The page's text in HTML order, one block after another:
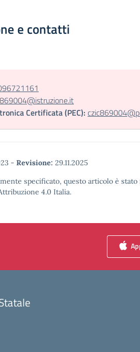
e contatti
Certificata (PEC):
- Revisione: 29.11.2025
specificato, questo articolo è
4.0 Italia.